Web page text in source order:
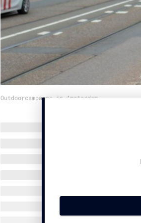
Outdoorcampagne in Amsterdam.